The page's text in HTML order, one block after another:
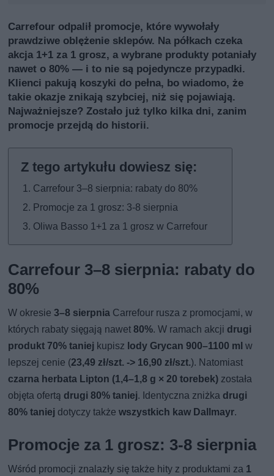
Carrefour odpalił promocje, które wywołały
prawdziwe oblężenie sklepów. Na półkach czeka
akcja 1+1 za 1 grosz, a wybrane produkty potaniały
nawet o 80% — i to nie są pojedyncze przypadki.
Klienci pakują koszyki do pełna, bo wiadomo, że
takie okazje znikają szybciej, niż się pojawiają.
Najważniejsze? Zostało już tylko kilka dni, zanim
promocje przejdą do historii.
Carrefour 3–8 sierpnia: rabaty do 80%
Promocje za 1 grosz: 3-8 sierpnia
Oliwa Basso 1+1 za 1 grosz w Carrefour
Carrefour 3–8 sierpnia: rabaty do
80%
W okresie3–8 sierpnia Carrefour rusza z promocjami, w
których rabaty sięgają nawet80%. W ramach akcji drugi
produkt 70% taniej kupisz lody Grycan 900–1100 ml w
lepszej cenie (23,49 zł/szt. -> 16,90 zł/szt.). Natomiast
czarna herbata Lipton (1,4–1,8 g × 20 torebek) została
objęta ofertą drugi 80% taniej. Identyczna zniżka drugi
80% taniej dotyczy takżewszystkich kaw Dallmayr.
Promocje za 1 grosz: 3-8 sierpnia
Wśród promocji znalazły się także hity z produktami za 1